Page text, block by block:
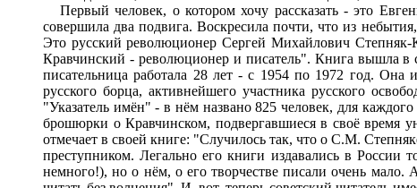
Первый человек, о котором хочу рассказать - это
совершила два подвига. Воскресила почти, что из
Это русский революционер Сергей Михайлович
Кравчинский - революционер и писатель". Книга вышла в
писательница работала 28 лет - с 1954 по 1972 год. Она
русского борца, активнейшего участника русского
"Указатель имён" - в нём названо 825 человек, для
брошюрки о Кравчинском, подвергавшиеся в своё время
отмечает в своей книге: "Случилось так, что о С.М.
преступником. Легально его книги издавались в России
немного!), но о нём, о его творчестве писали очень